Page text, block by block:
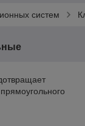
систем